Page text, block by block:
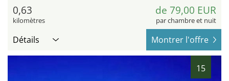
0,63
kilomètres
de 79,00 EUR
par chambre et nuit
Détails Montrer l'offre
15